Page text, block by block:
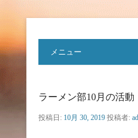
特定非営利活
メニュー
ラーメン部10月の活動
投稿日: 10月 30, 2019 投稿者: